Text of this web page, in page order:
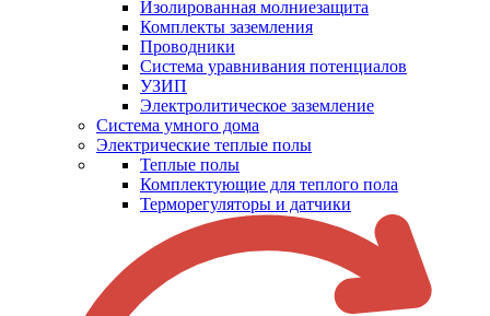
Изолированная молниезащита
Комплекты заземления
Проводники
Система уравнивания потенциалов
УЗИП
Электролитическое заземление
Система умного дома
Электрические теплые полы
Теплые полы
Комплектующие для теплого пола
Терморегуляторы и датчики